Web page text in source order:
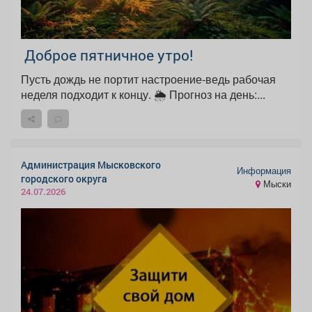
Доброе пятничное утро!
Пусть дождь не портит настроение-ведь рабочая
неделя подходит к концу. 🌦 Прогноз на день:...
Администрация Мысковского
городского округа
24.07.2026
Информация
Мыски